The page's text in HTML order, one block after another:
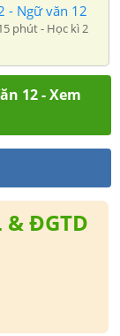
- Ngữ văn 12
phút - Học kì 2
12 - Xem
ĐGTD